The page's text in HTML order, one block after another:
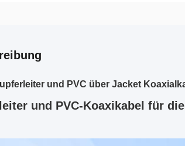
und PVC über Jacket
und PVC-Koaxikabel für